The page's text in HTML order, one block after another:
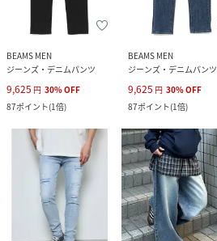
BEAMS MEN
ジーンズ・デニムパンツ
9,625 円 30%OFF
87ポイント(1倍)
BEAMS MEN
ジーンズ・デニムパンツ
9,625 円 30%OFF
87ポイント(1倍)